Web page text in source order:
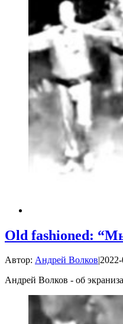
Old fashioned:
Автор: Андрей Волков|
Андрей Волков - об